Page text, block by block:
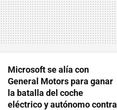
Microsoft se alía con
General Motors para ganar
la batalla del coche
eléctrico y autónomo contra